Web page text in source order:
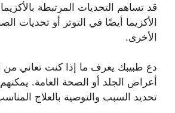
قد تساهم التحديات المرتبطة
الأكزيما أيضًا في التوتر أو تحديات
الأخرى.
دع طبيبك يعرف ما إذا كنت تعاني من
أعراض الجلد أو الصحة العامة.
تحديد السبب والتوصية بالعلاج